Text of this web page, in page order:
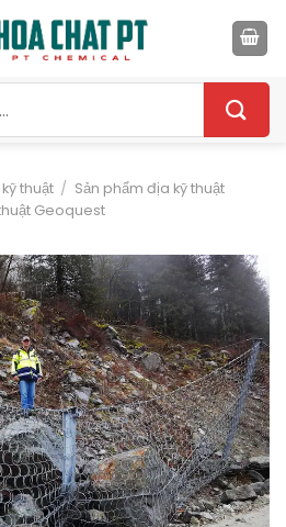
thuật / Sản phẩm địa kỹ thuật
Geoquest